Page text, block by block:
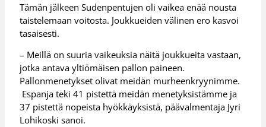
Tämän jälkeen Sudenpentujen oli vaikea enää nousta
taistelemaan voitosta. Joukkueiden välinen ero kasvoi
tasaisesti.
– Meillä on suuria vaikeuksia näitä joukkueita vastaan,
jotka antava yltiömäisen pallon paineen.
Pallonmenetykset olivat meidän murheenkryynimme.
Espanja teki 41 pistettä meidän menetyksistämme ja
37 pistettä nopeista hyökkäyksistä, päävalmentaja Jyri
Lohikoski sanoi.